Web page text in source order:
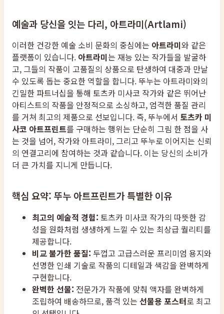
예술과 당신을 잇는 다리, 아트라미(Artlami)
이러한 건강한 예술 소비 문화의 중심에는 아트라미와 같은
플랫폼이 있습니다. 아트라미는 재능 있는 작가들을 발굴하
고, 그들의 작품이 고품질의 상품으로 탄생하여 대중과 만날
수 있도록 돕는 중요한 역할을 합니다. 뚜누는 아트라미와의
긴밀한 파트너십을 통해 토츠카 미사코 작가와 같은 뛰어난
아티스트의 작품을 안정적으로 소싱하고, 엄격한 품질 관리
를 거쳐 최고의 제품으로 선보입니다. 즉, 뚜누에서 토츠카 미
사코 아트프린트를 구매하는 행위는 단순히 그림 한 점을 사
는 것을 넘어, 작가와 아트라미, 그리고 뚜누로 이어지는 신뢰
의 연결고리에 참여하는 것과 같습니다. 이는 당신의 소비가
더 큰 가치를 지니게 만듭니다.
핵심 요약: 뚜누 아트프린트가 특별한 이유
최고의 예술적 경험: 토츠카 미사코 작가의 따뜻한 감
성을 원화처럼 생생하게 느낄 수 있는 최상급 퀄리티를
제공합니다.
비교 불가한 품질: 두껍고 고급스러운 프리미엄 용지와
선명한 인쇄 기술로 작품의 디테일과 색감을 완벽하게
구현합니다.
완벽한 선물: 전문가가 작품에 맞춰 액자를 완벽하게
조립하여 배송하므로, 품격 있는 선물용 포스터로 최고